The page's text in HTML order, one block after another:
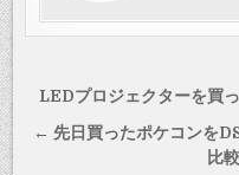
投
稿
LEDプロジェクターを
← 先日買ったポケコンを
比